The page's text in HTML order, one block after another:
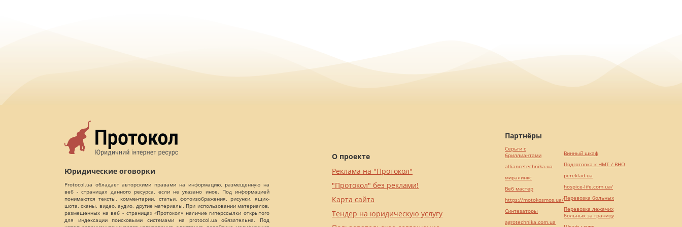
Юридические оговорки
Protocol.ua обладает авторскими правами на информацию, размещенную на
веб - страницах данного ресурса, если не указано иное. Под информацией
понимаются тексты, комментарии, статьи, фотоизображения, рисунки, ящик-
шота, сканы, видео, аудио, другие материалы. При использовании материалов,
размещенных на веб - страницах «Протокол» наличие гиперссылки открытого
для индексации поисковыми системами на protocol.ua обязательна. Под
О проекте
Реклама на "Протокол"
"Протокол" без реклами!
Карта сайта
Тендер на юридическую услугу
Партнёры
Серьги с
бриллиантами
alliancetechnika.ua
миралинкс
Веб мастер
https://motokosmos.ua/
Синтезаторы
agrotechnika.com.ua
Винный шкаф
Подготовка к НМТ / ВНО
pereklad.ua
hospice-life.com.ua/
Перевозка больных
Перевозка лежачих
больных за границу